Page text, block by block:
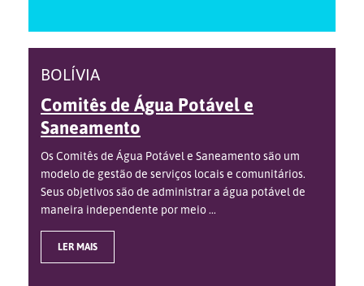
BOLÍVIA
Comitês de Água Potável e
Saneamento
Os Comitês de Água Potável e Saneamento são um
modelo de gestão de serviços locais e comunitários.
Seus objetivos são de administrar a água potável de
maneira independente por meio ...
LER MAIS